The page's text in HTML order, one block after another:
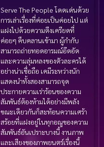
Serve The People โดดเด่นด้วย
การเล่าเรื่องที่ค่อยเป็นค่อยไป แต่
แฝงไปด้วยความตึงเครียดที่
ค่อยๆ คืบคลานเข้ามา ผู้กำกับ
สามารถถ่ายทอดอารมณ์อึดอัด
และความลุ่มหลงของตัวละครได้
อย่างน่าเชื่อถือ เคมีระหว่างนัก
แสดงนำทั้งสองสามารถจุด
ประกายความเร่าร้อนของความ
สัมพันธ์ต้องห้ามได้อย่างมีพลัง
ขณะเดียวกันก็สะท้อนความเศร้า
สร้อยที่แฝงอยู่ในทุกอณูของความ
สัมพันธ์อันเปราะบางนี้ งานภาพ
และเสียงของภาพยนตร์เรื่องนี้